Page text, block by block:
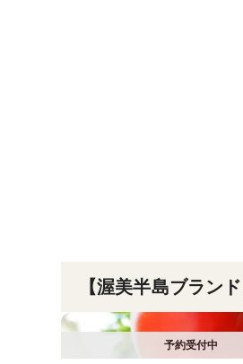
【渥美半島ブラン